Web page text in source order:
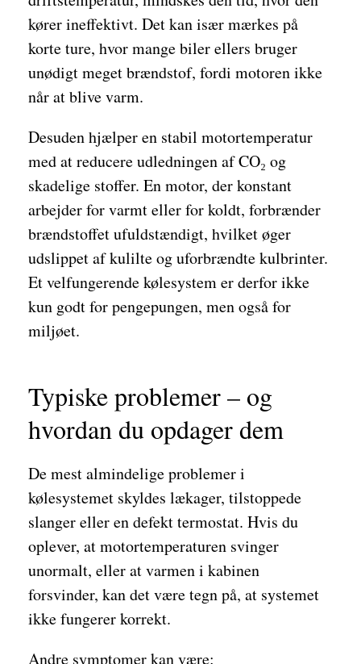
kører ineffektivt. Det kan især mærkes på
korte ture, hvor mange biler ellers bruger
unødigt meget brændstof, fordi motoren ikke
når at blive varm.
Desuden hjælper en stabil motortemperatur
med at reducere udledningen af CO₂ og
skadelige stoffer. En motor, der konstant
arbejder for varmt eller for koldt, forbrænder
brændstoffet ufuldstændigt, hvilket øger
udslippet af kulilte og uforbrændte kulbrinter.
Et velfungerende kølesystem er derfor ikke
kun godt for pengepungen, men også for
miljøet.
Typiske problemer – og
hvordan du opdager dem
De mest almindelige problemer i
kølesystemet skyldes lækager, tilstoppede
slanger eller en defekt termostat. Hvis du
oplever, at motortemperaturen svinger
unormalt, eller at varmen i kabinen
forsvinder, kan det være tegn på, at systemet
ikke fungerer korrekt.
Andre symptomer kan være: